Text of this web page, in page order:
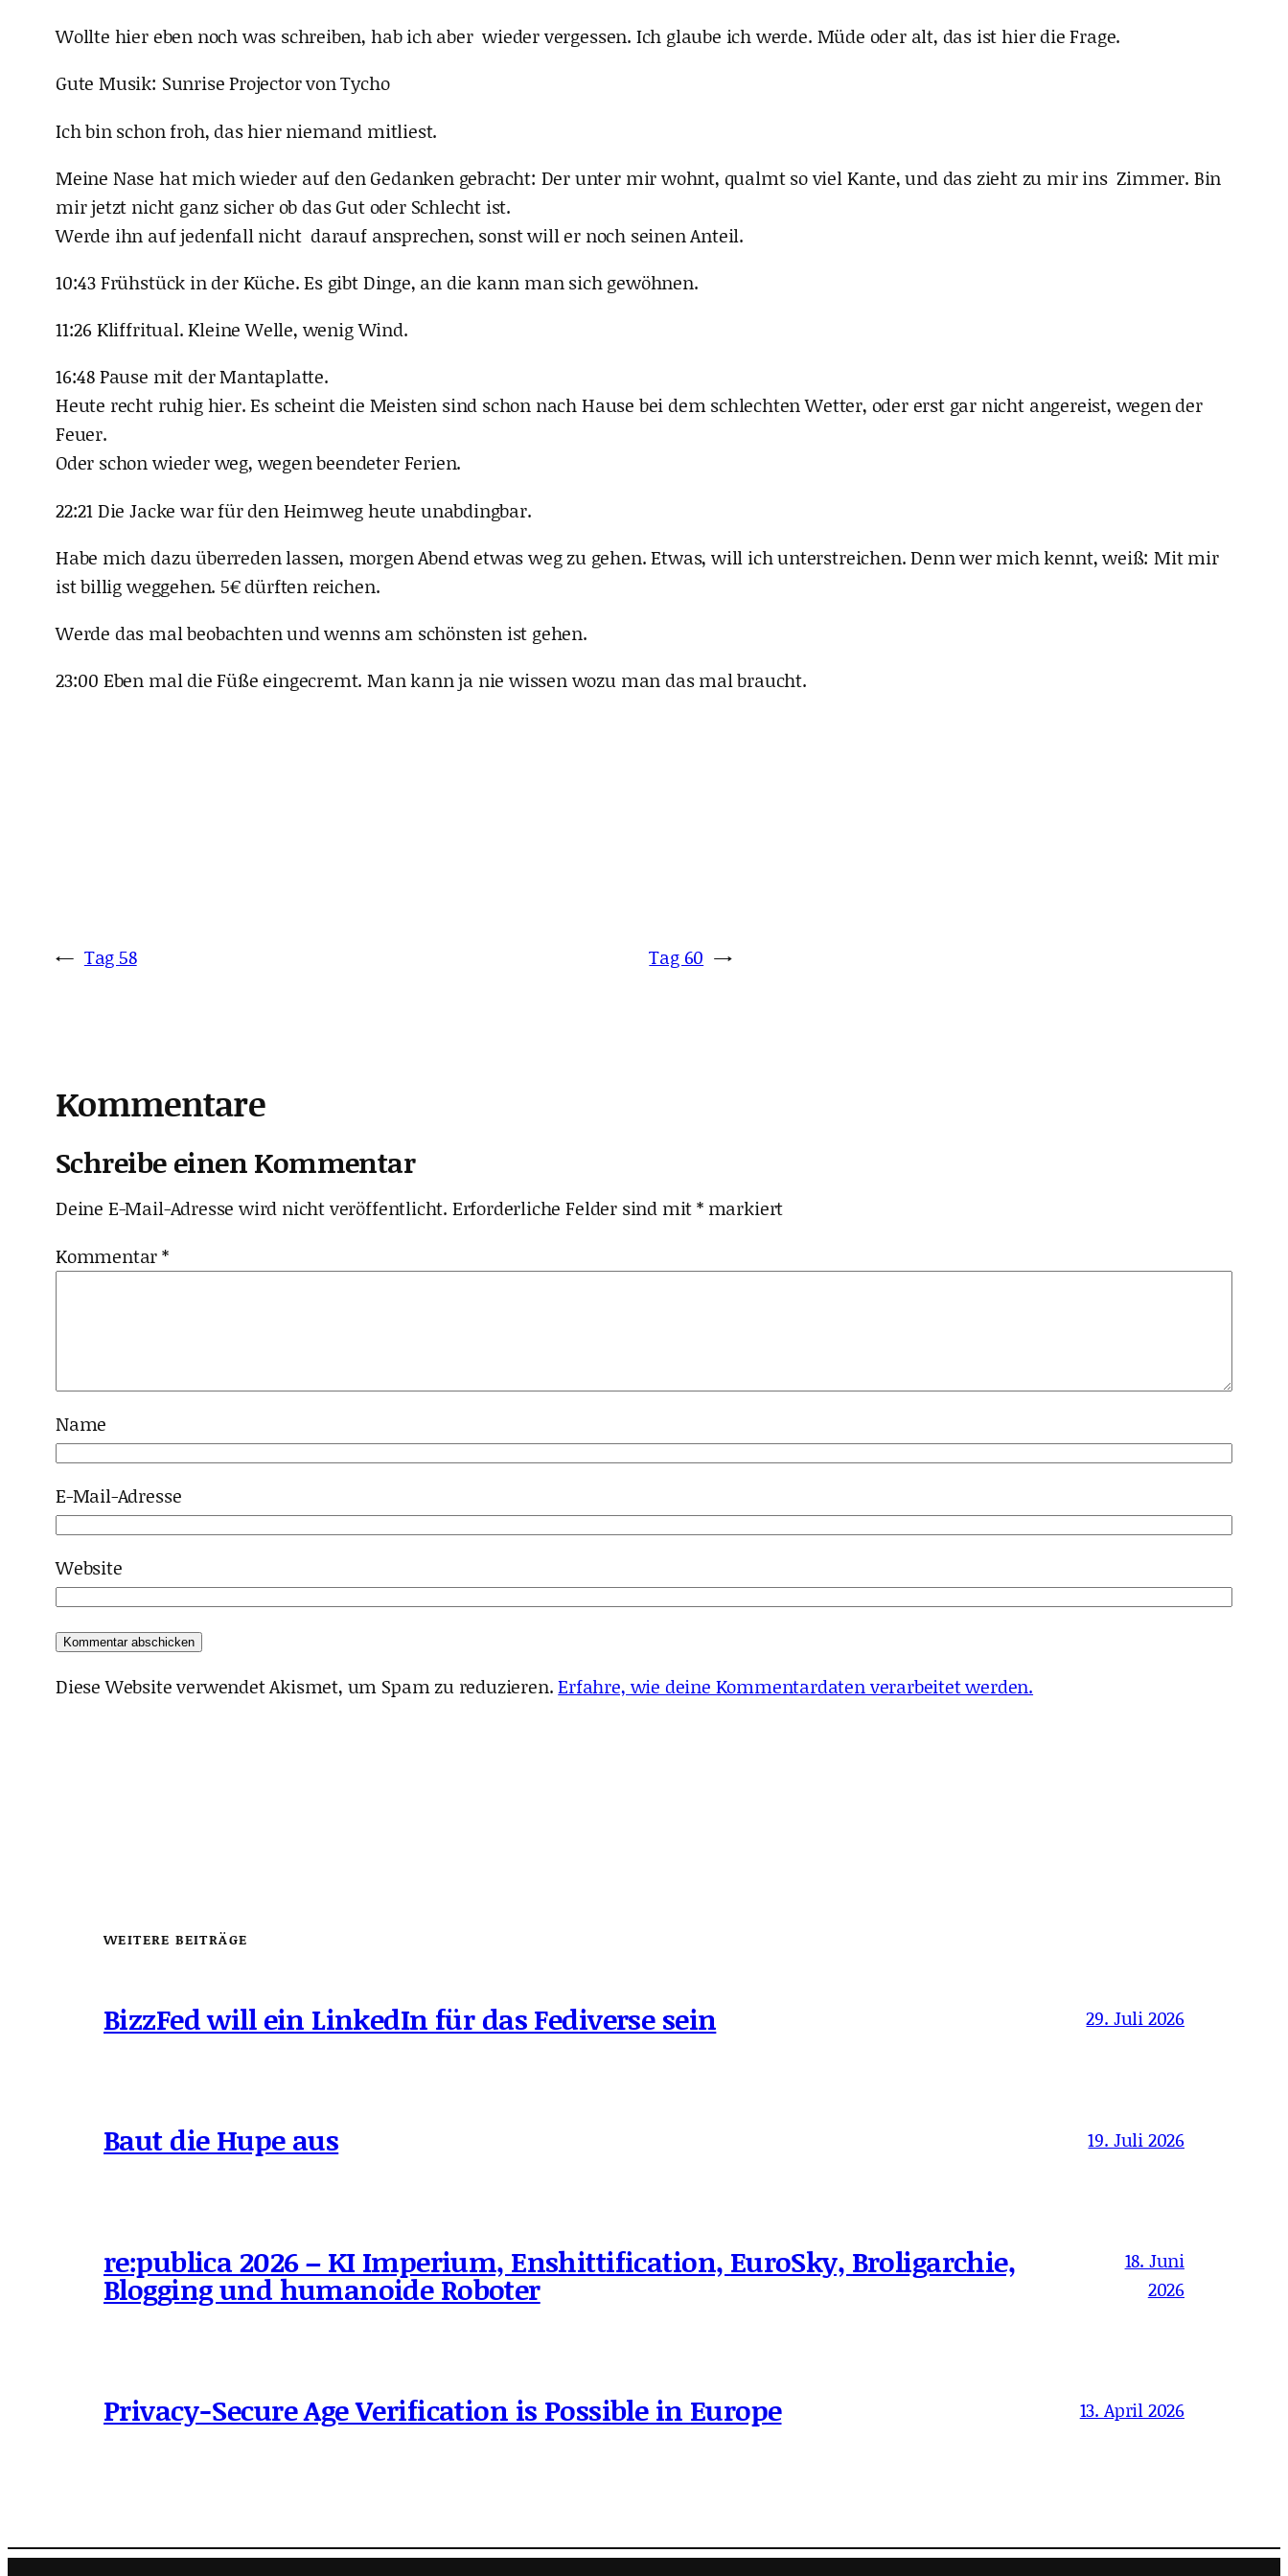
Wollte hier eben noch was schreiben, hab ich aber wieder vergessen. Ich glaube ich werde. Müde oder alt, das ist hier die Frage.
Gute Musik: Sunrise Projector von Tycho
Ich bin schon froh, das hier niemand mitliest.
Meine Nase hat mich wieder auf den Gedanken gebracht: Der unter mir wohnt, qualmt so viel Kante, und das zieht zu mir ins Zimmer. Bin
mir jetzt nicht ganz sicher ob das Gut oder Schlecht ist.
Werde ihn auf jedenfall nicht darauf ansprechen, sonst will er noch seinen Anteil.
10:43 Frühstück in der Küche. Es gibt Dinge, an die kann man sich gewöhnen.
11:26 Kliffritual. Kleine Welle, wenig Wind.
16:48 Pause mit der Mantaplatte.
Heute recht ruhig hier. Es scheint die Meisten sind schon nach Hause bei dem schlechten Wetter, oder erst gar nicht angereist, wegen der
Feuer.
Oder schon wieder weg, wegen beendeter Ferien.
22:21 Die Jacke war für den Heimweg heute unabdingbar.
Habe mich dazu überreden lassen, morgen Abend etwas weg zu gehen. Etwas, will ich unterstreichen. Denn wer mich kennt, weiß: Mit mir
ist billig weggehen. 5€ dürften reichen.
Werde das mal beobachten und wenns am schönsten ist gehen.
23:00 Eben mal die Füße eingecremt. Man kann ja nie wissen wozu man das mal braucht.
← Tag 58 Tag 60 →
Kommentare
Schreibe einen Kommentar
Deine E-Mail-Adresse wird nicht veröffentlicht. Erforderliche Felder sind mit*markiert
Kommentar*
Name
E-Mail-Adresse
Website
Diese Website verwendet Akismet, um Spam zu reduzieren.Erfahre, wie deine Kommentardaten verarbeitet werden.
WEITERE BEITRÄGE
BizzFed will ein LinkedIn für das Fediverse sein 29. Juli 2026
Baut die Hupe aus 19. Juli 2026
re:publica 2026 – KI Imperium, Enshittification, EuroSky, Broligarchie,
Blogging und humanoide Roboter
18. Juni
2026
Privacy-Secure Age Verification is Possible in Europe 13. April 2026